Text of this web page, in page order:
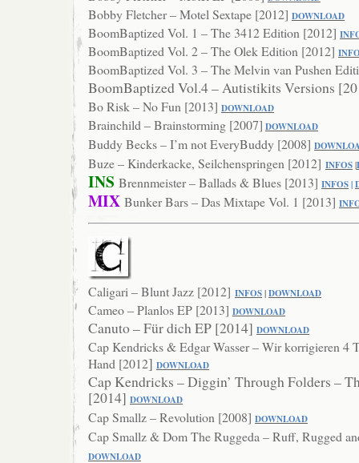
Bobby Fletcher – Motel Sextape [2012] DOWNLOAD
BoomBaptized Vol. 1 – The 3412 Edition [2012]
BoomBaptized Vol. 2 – The Olek Edition [2012]
BoomBaptized Vol. 3 – The Melvin van Pushen
BoomBaptized Vol.4 – Autistikits Versions
Bo Risk – No Fun [2013] DOWNLOAD
Brainchild – Brainstorming [2007] DOWNLOAD
Buddy Becks – I’m not EveryBuddy [2008]
Buze – Kinderkacke, Seilchenspringen [2012] INFOS|
INS Brennmeister – Ballads & Blues [2013] INFOS|
MIX Bunker Bars – Das Mixtape Vol. 1 [2013] IN
Caligari – Blunt Jazz [2012] INFOS|DOWNLOAD
Cameo – Planlos EP [2013] DOWNLOAD
Canuto – Für dich EP [2014] DOWNLOAD
Cap Kendricks & Edgar Wasser – Wir korrigieren 4
Hand [2012] DOWNLOAD
Cap Kendricks – Diggin’ Through Folders –
[2014] DOWNLOAD
Cap Smallz – Revolution [2008] DOWNLOAD
Cap Smallz & Dom The Ruggeda – Ruff, Rugged
DOWNLOAD